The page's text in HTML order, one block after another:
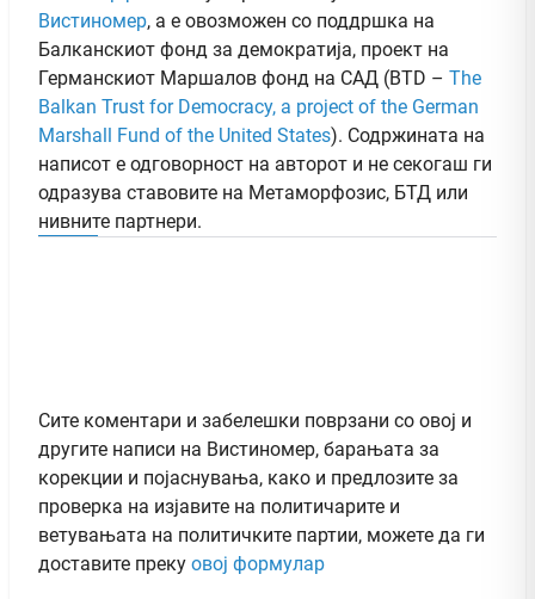
Вистиномер, а e овозможен со поддршка на
Балканскиот фонд за демократија, проект на
Германскиот Маршалов фонд на САД (BTD – The
Balkan Trust for Democracy, a project of the German
Marshall Fund of the United States). Содржината на
написот е одговорност на авторот и не секогаш ги
одразува ставовите на Метаморфозис, БТД или
нивните партнери.
Сите коментари и забелешки поврзани со овој и
другите написи на Вистиномер, барањата за
корекции и појаснувања, како и предлозите за
проверка на изјавите на политичарите и
ветувањата на политичките партии, можете да ги
доставите преку овој формулар